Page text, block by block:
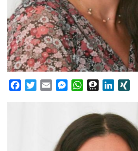
FacebookTwitterEmail MessengerWhatsAppThreemaLinkedIn